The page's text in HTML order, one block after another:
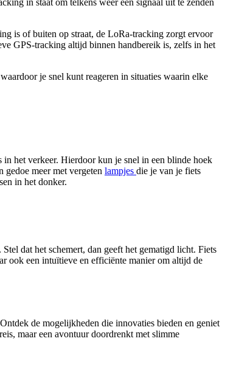
in staat om telkens weer een signaal uit te zenden
is of buiten op straat, de LoRa-tracking zorgt ervoor
GPS-tracking altijd binnen handbereik is, zelfs in het
je snel kunt reageren in situaties waarin elke
in het verkeer. Hierdoor kun je snel in een blinde hoek
meer met vergeten lampjes die je van je fiets
in het donker.
dat het schemert, dan geeft het gematigd licht. Fiets
ook een intuïtieve en efficiënte manier om altijd de
de mogelijkheden die innovaties bieden en geniet
maar een avontuur doordrenkt met slimme